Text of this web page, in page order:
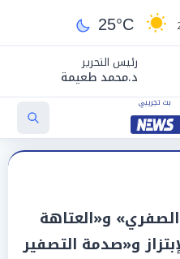
25°C
رئيس التحرير
د.محمد طعيمة
الصفري» و«العتاهة
و«صدمة التصفير